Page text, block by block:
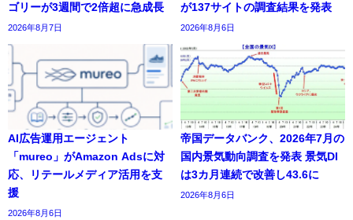
ゴリーが3週間で2倍超に急成長
2026年8月7日
が137サイトの調査結果を発表
2026年8月6日
AI広告運用エージェント
「mureo」がAmazon Adsに対
応、リテールメディア活用を支
援
2026年8月6日
帝国データバンク、2026年7月の
国内景気動向調査を発表 景気DI
は3カ月連続で改善し43.6に
2026年8月6日